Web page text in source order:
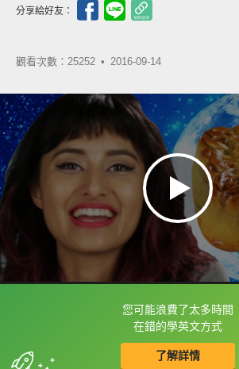
分享給好友：
觀看次數：25252 • 2016-09-14
您可能浪費了太多時間
在錯的學英文方式
了解詳情
框選或點兩下字幕可以直接查